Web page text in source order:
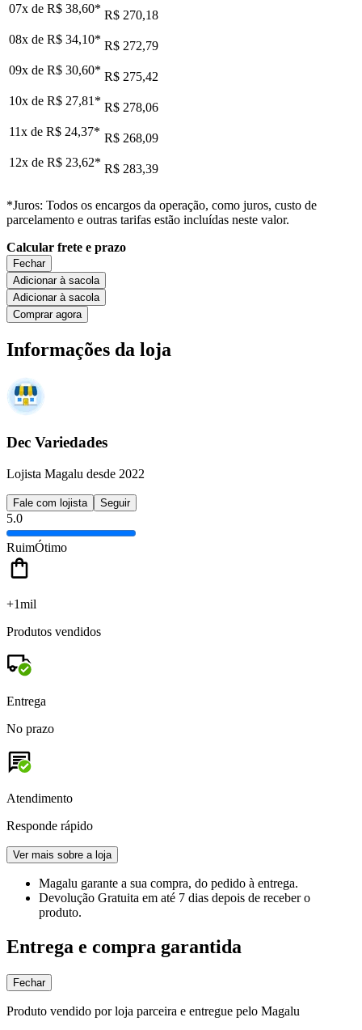
07x de R$ 38,60* R$ 270,18
08x de R$ 34,10* R$ 272,79
09x de R$ 30,60* R$ 275,42
10x de R$ 27,81 * R$ 278,06
11x de R$ 24,37* R$ 268,09
12x de R$ 23,62* R$ 283,39
*Juros: Todos os encargos da operação, como juros, custo de
parcelamento e outras tarifas estão incluídas neste valor.
Calcular frete e prazo
Fechar
Adicionar à sacola
Adicionar à sacola
Comprar agora
Informações da loja
Dec Variedades
Lojista Magalu desde 2022
Fale com lojista Seguir
5.0
RuimÓtimo
+1mil
Produtos vendidos
Entrega
No prazo
Atendimento
Responde rápido
Ver mais sobre a loja
Magalu garante a sua compra, do pedido à entrega.
Devolução Gratuita em até 7 dias depois de receber o
produto.
Entrega e compra garantida
Fechar
Produto vendido por loja parceira e entregue pelo Magalu